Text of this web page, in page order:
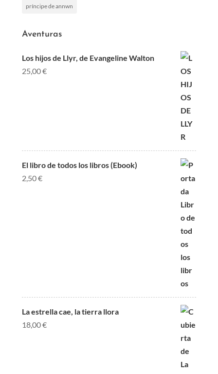
príncipe de annwn
Aventuras
Los hijos de Llyr, de Evangeline Walton
25,00€
El libro de todos los libros (Ebook)
2,50€
La estrella cae, la tierra llora
18,00€